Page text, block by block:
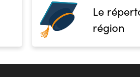
Le
région